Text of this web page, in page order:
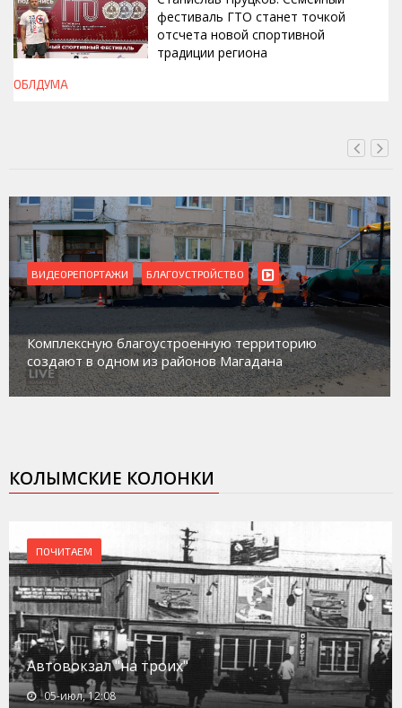
СЕГОДНЯ, 15:26
фестиваль ГТО станет точкой
отсчета новой спортивной
традиции региона
ОБЛДУМА
ВИДЕОРЕПОРТАЖИ БЛАГОУСТРОЙСТВО
Комплексную благоустроенную территорию
создают в одном из районов Магадана
КОЛЫМСКИЕ КОЛОНКИ
ПОЧИТАЕМ
Автовокзал "на троих"
05-июл, 12:08